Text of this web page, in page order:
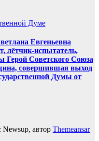
Думе
Евгеньевна
лётчик-испытатель,
Герой Советского Союза
совершившая выход
Думы от
Newsup, автор Themeansar